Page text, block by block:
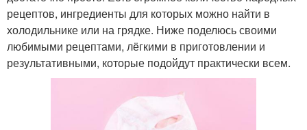
рецептов, ингредиенты для которых можно найти в
холодильнике или на грядке. Ниже поделюсь своими
любимыми рецептами, лёгкими в приготовлении и
результативными, которые подойдут практически всем.